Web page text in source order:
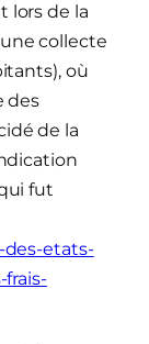
lors de la
collecte
où
des
de la
fut
des-etats-